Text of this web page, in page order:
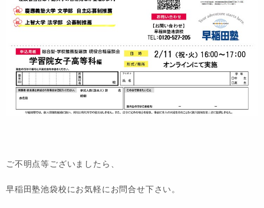
ご不明点等ございましたら、
早稲田塾池袋校にお気軽にお問合せ下さい。